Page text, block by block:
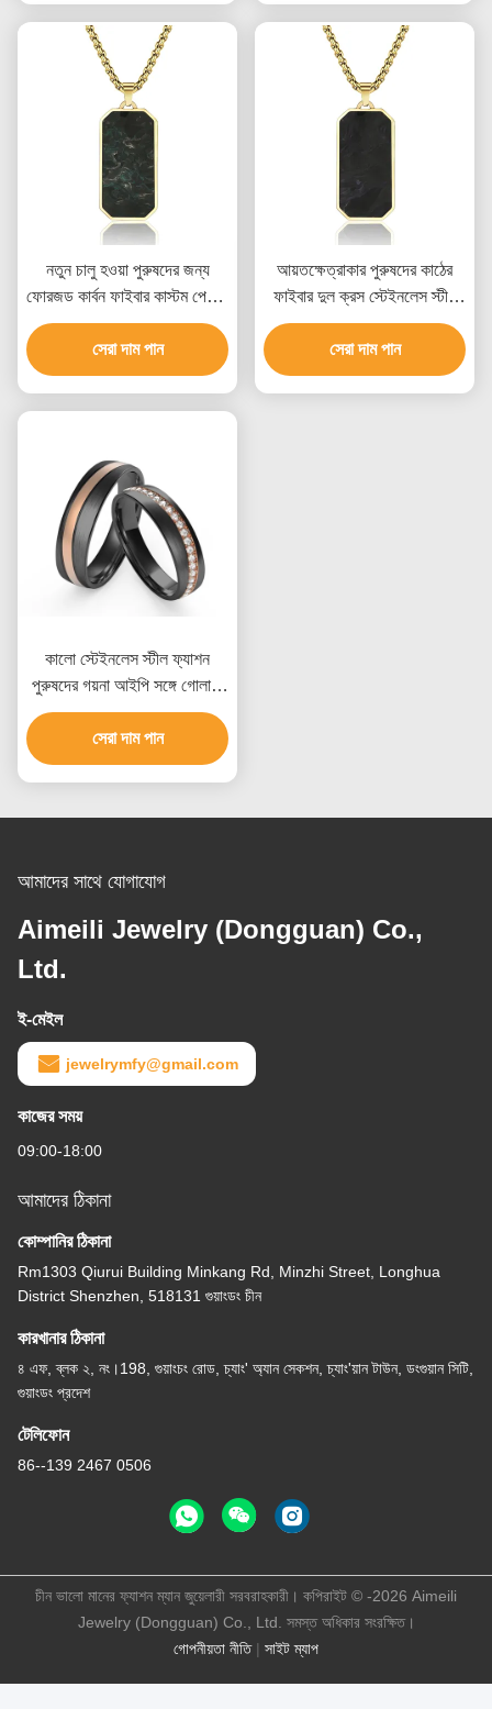
নতুন চালু হওয়া পুরুষদের জন্য
ফোরজড কার্বন ফাইবার কাস্টম পেন্ডেন্ট
স্টেইনলেস স্টীল জুয়েলারি ১৪k গোল্ড
নেকলেস
সেরা দাম পান
আয়তক্ষেত্রাকার পুরুষদের কাঠের
ফাইবার দুল ক্রস স্টেইনলেস স্টীল
14k সোনার কলাস
সেরা দাম পান
কালো স্টেইনলেস স্টীল ফ্যাশন
পুরুষদের গয়না আইপি সঙ্গে গোলাপী
স্বর্ণের সেট পুরো সারি Zircon রিং
সেরা দাম পান
আমাদের সাথে যোগাযোগ
Aimeili Jewelry (Dongguan) Co.,
Ltd.
ই-মেইল
jewelrymfy@gmail.com
কাজের সময়
09:00-18:00
আমাদের ঠিকানা
কোম্পানির ঠিকানা
Rm1303 Qiurui Building Minkang Rd, Minzhi Street, Longhua
District Shenzhen, 518131 গুয়াংডং চীন
কারখানার ঠিকানা
৪ এফ, ব্লক ২, নং।198, গুয়াংচং রোড, চ্যাং' অ্যান সেকশন, চ্যাং'য়ান টাউন, ডংগুয়ান সিটি,
গুয়াংডং প্রদেশ
টেলিফোন
86--139 2467 0506
গোপনীয়তা নীতি| সাইট ম্যাপ
চীন ভালো মানের ফ্যাশন ম্যান জুয়েলারী সরবরাহকারী। কপিরাইট © -2026 Aimeili
Jewelry (Dongguan) Co., Ltd. সমস্ত অধিকার সংরক্ষিত।